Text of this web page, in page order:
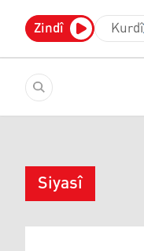
Zindî Kurdî
Siyasî